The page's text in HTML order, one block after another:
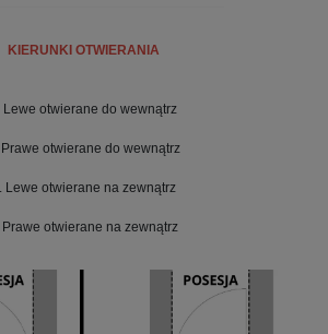
KIERUNKI OTWIERANIA
. Lewe otwierane do wewnątrz
. Prawe otwierane do wewnątrz
. Lewe otwierane na zewnątrz
. Prawe otwierane na zewnątrz